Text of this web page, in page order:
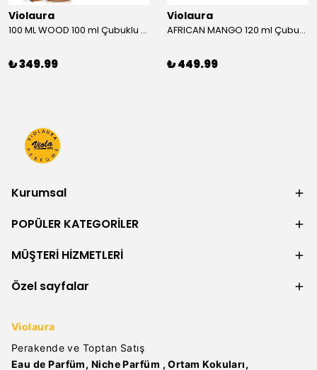
Violaura
100 ML WOOD 100 ml Çubuklu Oda Kokusu
₺ 349.99
Violaura
AFRICAN MANGO 120 ml Çubuklu Oda Kokusu
₺ 449.99
Kurumsal
POPÜLER KATEGORİLER
MÜŞTERİ HİZMETLERİ
Özel sayfalar
Violaura
Perakende ve Toptan Satış
Eau de Parfüm, Niche Parfüm , Ortam Kokuları,